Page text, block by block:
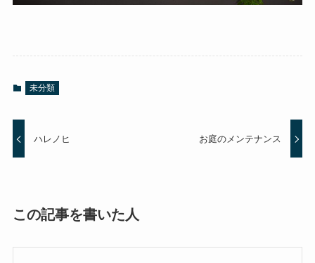
未分類
ハレノヒ お庭のメンテナンス
この記事を書いた人